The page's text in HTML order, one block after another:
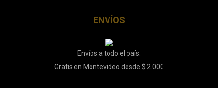
ENVÍOS
Envíos a todo el país.
Gratis en Montevideo desde $ 2.000